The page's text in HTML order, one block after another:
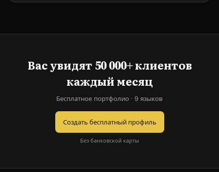
Вас увидят 50 000+ клиентов
каждый месяц
Бесплатное портфолио · 9 языков
Создать бесплатный профиль
Без банковской карты